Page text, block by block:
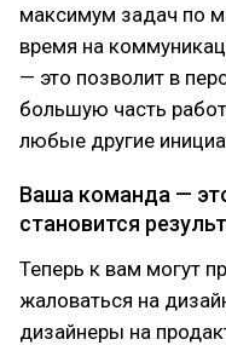
максимум задач по
время на
— это позволит в
большую часть
любые другие
Ваша команда —
становится
Теперь к вам могут
жаловаться на
дизайнеры на